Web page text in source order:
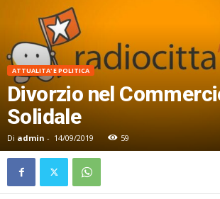
ATTUALITA' E POLITICA
Divorzio nel
Solidale
Di admin - 14/09/2019 59